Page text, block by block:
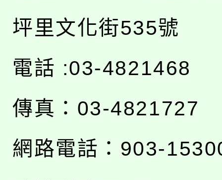
坪里文化街535號
電話 :03-4821468
傳真：03-4821727
網路電話：903-